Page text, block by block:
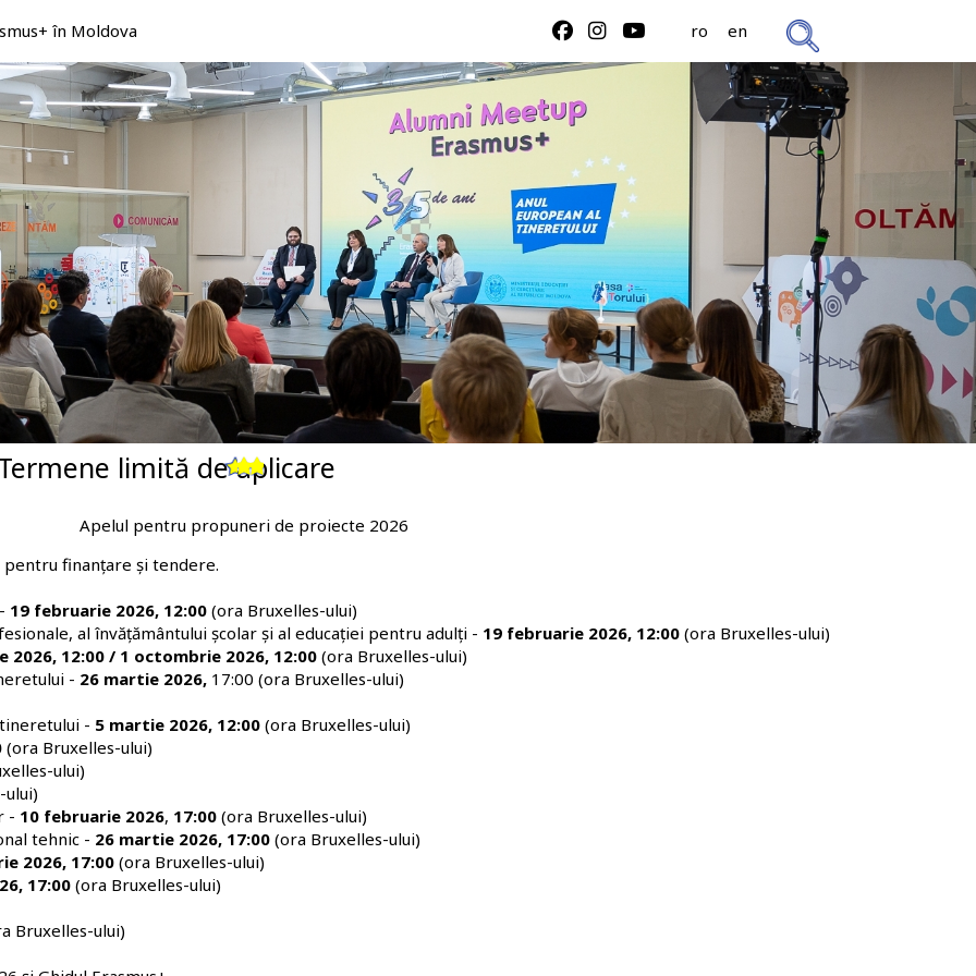
în Moldova ro en
limită de aplicare
Apelul pentru propuneri de proiecte 2026
pentru finanțare și tendere.
19 februarie 2026, 12:00 (ora Bruxelles-ului)
al învățământului școlar și al educației pentru adulți - 19 februarie 2026, 12:00 (ora Bruxelles-ului)
2026, 12:00 / 1 octombrie 2026, 12:00 (ora Bruxelles-ului)
- 26 martie 2026, 17:00 (ora Bruxelles-ului)
- 5 martie 2026, 12:00 (ora Bruxelles-ului)
(ora Bruxelles-ului)
ului)
ului)
- 10 februarie 2026, 17:00 (ora Bruxelles-ului)
tehnic - 26 martie 2026, 17:00 (ora Bruxelles-ului)
2026, 17:00 (ora Bruxelles-ului)
17:00 (ora Bruxelles-ului)
Bruxelles-ului)